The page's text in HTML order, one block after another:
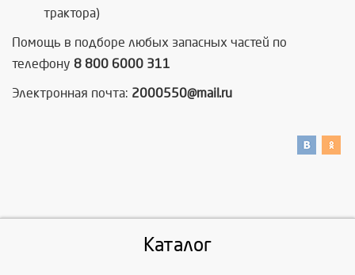
трактора)
Помощь в подборе любых запасных частей по
телефону 8 800 6000 311
Электронная почта: 2000550@mail.ru
Каталог